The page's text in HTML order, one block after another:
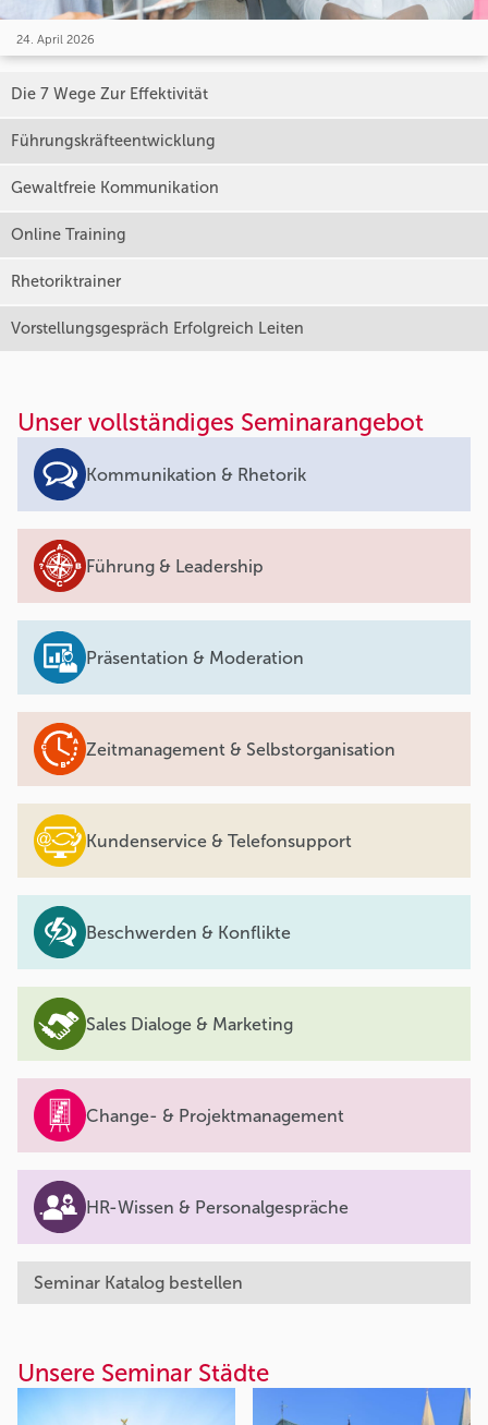
24. April 2026
Die 7 Wege Zur Effektivität
Führungskräfteentwicklung
Gewaltfreie Kommunikation
Online Training
Rhetoriktrainer
Vorstellungsgespräch Erfolgreich Leiten
Unser vollständiges Seminarangebot
Kommunikation & Rhetorik
Führung & Leadership
Präsentation & Moderation
Zeitmanagement & Selbstorganisation
Kundenservice & Telefonsupport
Beschwerden & Konflikte
Sales Dialoge & Marketing
Change- & Projektmanagement
HR-Wissen & Personalgespräche
Seminar Katalog bestellen
Unsere Seminar Städte